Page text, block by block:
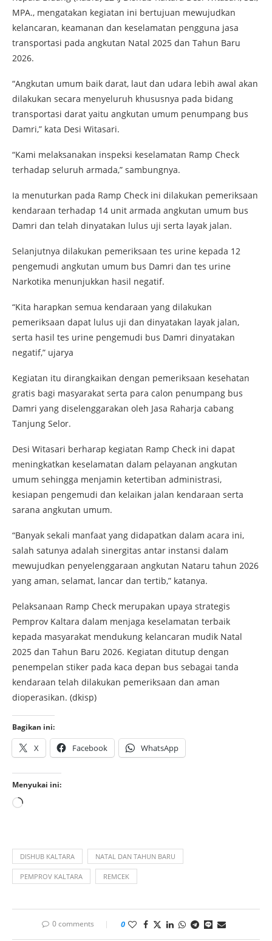
MPA., mengatakan kegiatan ini bertujuan mewujudkan
kelancaran, keamanan dan keselamatan pengguna jasa
transportasi pada angkutan Natal 2025 dan Tahun Baru
2026.
“Angkutan umum baik darat, laut dan udara lebih awal akan
dilakukan secara menyeluruh khususnya pada bidang
transportasi darat yaitu angkutan umum penumpang bus
Damri,” kata Desi Witasari.
“Kami melaksanakan inspeksi keselamatan Ramp Check
terhadap seluruh armada,” sambungnya.
Ia menuturkan pada Ramp Check ini dilakukan pemeriksaan
kendaraan terhadap 14 unit armada angkutan umum bus
Damri dan telah dinyatakan lulus uji serta layak jalan.
Selanjutnya dilakukan pemeriksaan tes urine kepada 12
pengemudi angkutan umum bus Damri dan tes urine
Narkotika menunjukkan hasil negatif.
“Kita harapkan semua kendaraan yang dilakukan
pemeriksaan dapat lulus uji dan dinyatakan layak jalan,
serta hasil tes urine pengemudi bus Damri dinyatakan
negatif,” ujarya
Kegiatan itu dirangkaikan dengan pemeriksaan kesehatan
gratis bagi masyarakat serta para calon penumpang bus
Damri yang diselenggarakan oleh Jasa Raharja cabang
Tanjung Selor.
Desi Witasari berharap kegiatan Ramp Check ini dapat
meningkatkan keselamatan dalam pelayanan angkutan
umum sehingga menjamin ketertiban administrasi,
kesiapan pengemudi dan kelaikan jalan kendaraan serta
sarana angkutan umum.
“Banyak sekali manfaat yang didapatkan dalam acara ini,
salah satunya adalah sinergitas antar instansi dalam
mewujudkan penyelenggaraan angkutan Nataru tahun 2026
yang aman, selamat, lancar dan tertib,” katanya.
Pelaksanaan Ramp Check merupakan upaya strategis
Pemprov Kaltara dalam menjaga keselamatan terbaik
kepada masyarakat mendukung kelancaran mudik Natal
2025 dan Tahun Baru 2026. Kegiatan ditutup dengan
penempelan stiker pada kaca depan bus sebagai tanda
kendaraan telah dilakukan pemeriksaan dan aman
dioperasikan. (dkisp)
Bagikan ini:
X Facebook WhatsApp
Menyukai ini:
DISHUB KALTARA NATAL DAN TAHUN BARU
PEMPROV KALTARA REMCEK
0 comments 0